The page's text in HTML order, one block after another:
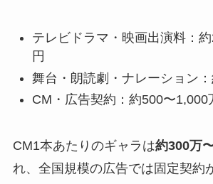
テレビドラマ・映画出演料：
円
舞台・朗読劇・ナレーション
CM・広告契約：約500〜1,000
CM1本あたりのギャラは約300万
れ、全国規模の広告では固定契約